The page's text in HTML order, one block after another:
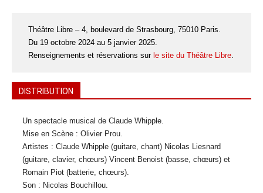
Théâtre Libre – 4, boulevard de Strasbourg, 75010 Paris.
Du 19 octobre 2024 au 5 janvier 2025.
Renseignements et réservations sur le site du Théâtre Libre.
DISTRIBUTION
Un spectacle musical de Claude Whipple.
Mise en Scène : Olivier Prou.
Artistes : Claude Whipple (guitare, chant) Nicolas Liesnard
(guitare, clavier, chœurs) Vincent Benoist (basse, chœurs) et
Romain Piot (batterie, chœurs).
Son : Nicolas Bouchillou.